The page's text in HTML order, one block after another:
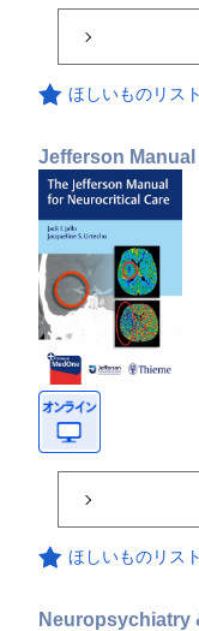
ほしいものリス
Jefferson
ほしいものリス
Neuropsychiatry